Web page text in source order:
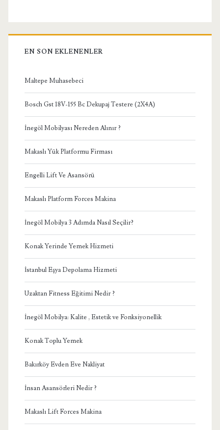
EN SON EKLENENLER
Maltepe Muhasebeci
Bosch Gst 18V-155 Bc Dekupaj Testere (2X4A)
İnegöl Mobilyası Nereden Alınır ?
Makaslı Yük Platformu Firması
Engelli Lift Ve Asansörü
Makaslı Platform Forces Makina
İnegöl Mobilya 3 Adımda Nasıl Seçilir?
Konak Yerinde Yemek Hizmeti
İstanbul Eşya Depolama Hizmeti
Uzaktan Fitness Eğitimi Nedir ?
İnegöl Mobilya: Kalite , Estetik ve Fonksiyonellik
Konak Toplu Yemek
Bakırköy Evden Eve Nakliyat
İnsan Asansörleri Nedir ?
Makaslı Lift Forces Makina